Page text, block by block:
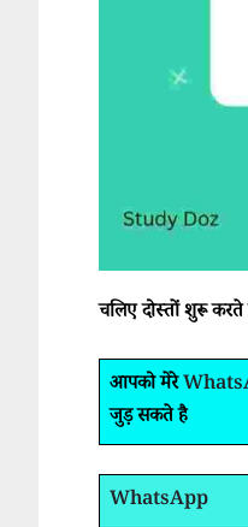
चलिए दोस्तों शुरू
आपको मेरे
जुड़ सकते है
WhatsApp